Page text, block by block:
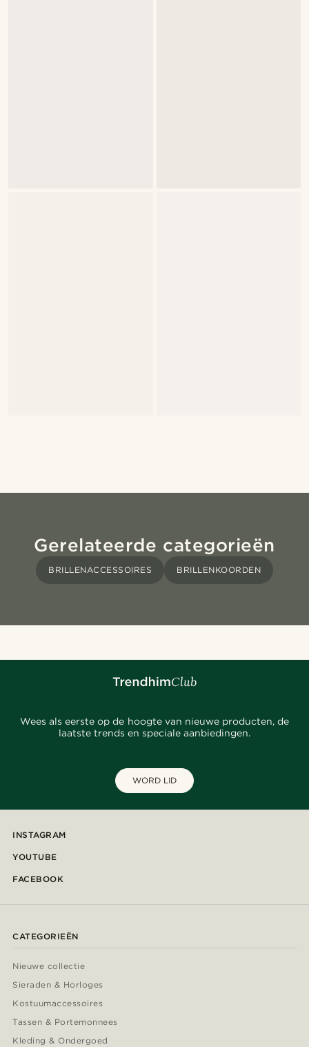
Gerelateerde categorieën
BRILLENACCESSOIRES BRILLENKOORDEN
Wees als eerste op de hoogte van nieuwe producten, de
laatste trends en speciale aanbiedingen.
WORD LID
INSTAGRAM
YOUTUBE
FACEBOOK
CATEGORIEËN
Nieuwe collectie
Sieraden & Horloges
Kostuumaccessoires
Tassen & Portemonnees
Kleding & Ondergoed